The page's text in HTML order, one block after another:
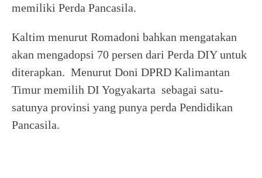
memiliki Perda Pancasila.
Kaltim menurut Romadoni bahkan mengatakan
akan mengadopsi 70 persen dari Perda DIY untuk
diterapkan. Menurut Doni DPRD Kalimantan
Timur memilih DI Yogyakarta sebagai satu-
satunya provinsi yang punya perda Pendidikan
Pancasila.